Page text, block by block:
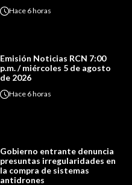
Hace 6 horas
Emisión Noticias RCN 7:00
p.m. / miércoles 5 de agosto
de 2026
Hace 6 horas
Gobierno entrante denuncia
presuntas irregularidades en
la compra de sistemas
antidrones